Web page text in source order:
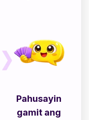
Pahusayin
gamit ang